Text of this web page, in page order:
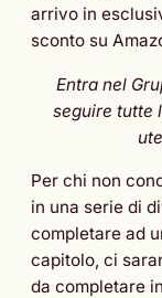
arrivo in
sconto su
Entra nel
seguire tutte
Per chi non
in una serie di
completare ad
capitolo, ci
da completare